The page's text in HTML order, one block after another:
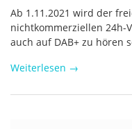
Ab 1.11.2021 wird der
nichtkommerziellen 24h-
auch auf DAB+ zu hören
Weiterlesen →